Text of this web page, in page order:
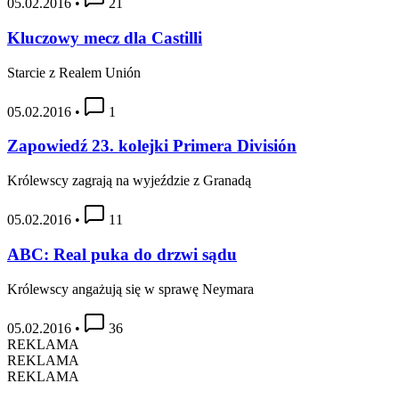
05.02.2016 • 21
Kluczowy mecz dla Castilli
Starcie z Realem Unión
05.02.2016 • 1
Zapowiedź 23. kolejki Primera División
Królewscy zagrają na wyjeździe z Granadą
05.02.2016 • 11
ABC: Real puka do drzwi sądu
Królewscy angażują się w sprawę Neymara
05.02.2016 •
36
REKLAMA
REKLAMA
REKLAMA